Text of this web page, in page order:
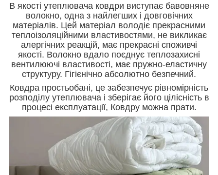
В якості утеплювача ковдри виступає бавовняне
волокно, одна з найлегших і довговічних
матеріалів. Цей матеріал володіє прекрасними
теплоізоляційними властивостями, не викликає
алергічних реакцій, має прекрасні споживчі
якості. Волокно вдало поєднує теплозахисні
вентилюючі властивості, має пружно-еластичну
структуру. Гігієнічно абсолютно безпечний.
Ковдра простьобані, це забезпечує рівномірність
розподілу утеплювача і зберігає його цілісність в
процесі експлуатації, Ковдру можна прати.